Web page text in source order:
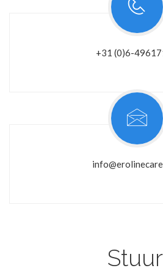
+31 (0)6-
Stuur